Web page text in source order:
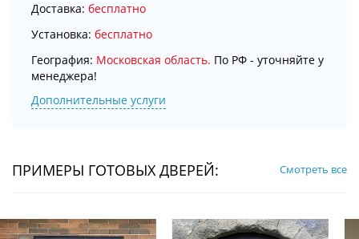
Доставка: бесплатно
Установка: бесплатно
География: Московская область. По РФ - уточняйте у
менеджера!
Дополнительные услуги
ПРИМЕРЫ ГОТОВЫХ ДВЕРЕЙ: Смотреть все